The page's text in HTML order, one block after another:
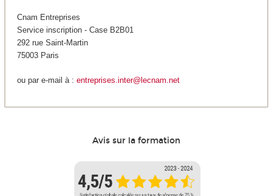
Cnam Entreprises
Service inscription - Case B2B01
292 rue Saint-Martin
75003 Paris
ou par e-mail à : entreprises.inter@lecnam.net
Avis sur la formation